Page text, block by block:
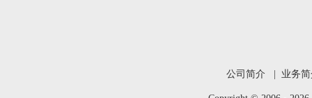
公司简介 业务